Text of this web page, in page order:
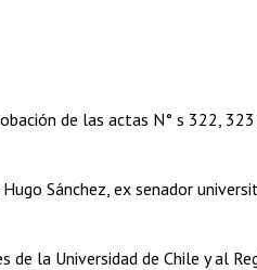
de las actas N° s 322,
Sánchez, ex senador
la Universidad de Chile y al